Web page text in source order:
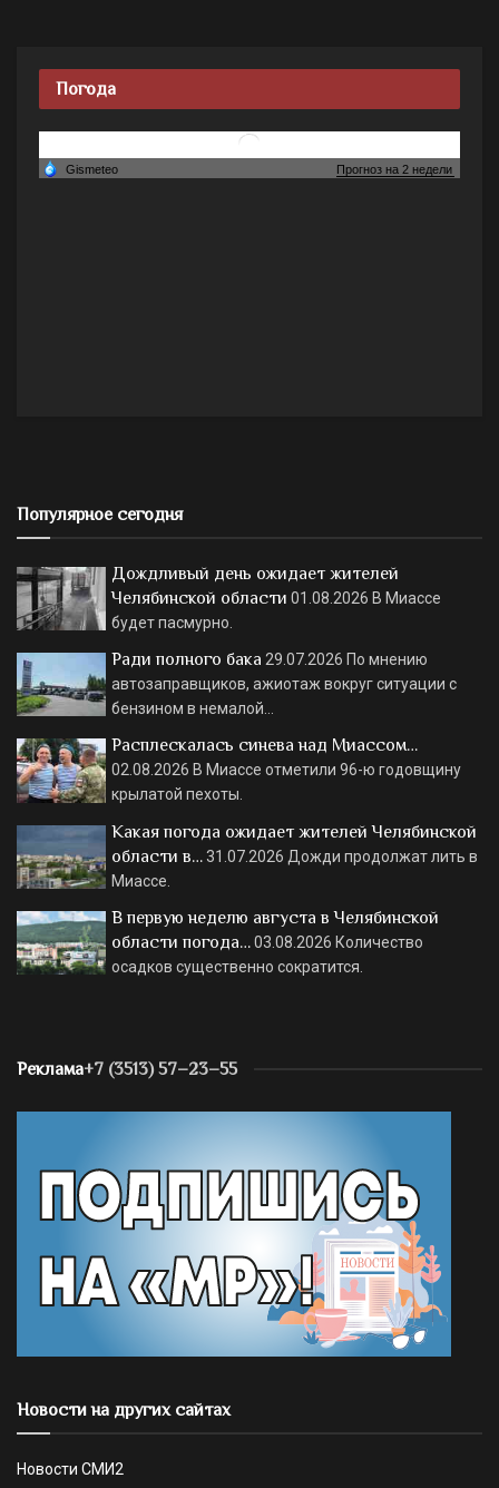
Погода
Популярное сегодня
Дождливый день ожидает жителей
Челябинской области 01.08.2026 В Миассе
будет пасмурно.
Ради полного бака 29.07.2026 По мнению
автозаправщиков, ажиотаж вокруг ситуации с
бензином в немалой…
Расплескалась синева над Миассом…
02.08.2026 В Миассе отметили 96-ю годовщину
крылатой пехоты.
Какая погода ожидает жителей Челябинской
области в…31.07.2026 Дожди продолжат лить в
Миассе.
В первую неделю августа в Челябинской
области погода…03.08.2026 Количество
осадков существенно сократится.
Реклама+7 (3513) 57–23–55
Новости на других сайтах
Новости СМИ2